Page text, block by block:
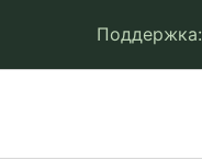
Поддержка: